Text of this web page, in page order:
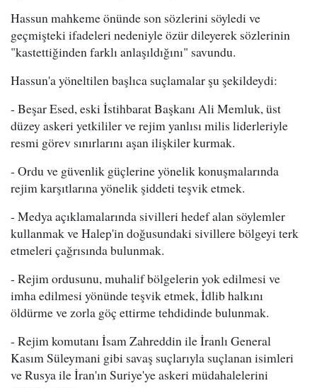
Hassun mahkeme önünde son sözlerini söyledi ve
geçmişteki ifadeleri nedeniyle özür dileyerek sözlerinin
"kastettiğinden farklı anlaşıldığını" savundu.
Hassun'a yöneltilen başlıca suçlamalar şu şekildeydi:
- Beşar Esed, eski İstihbarat Başkanı Ali Memluk, üst
düzey askeri yetkililer ve rejim yanlısı milis liderleriyle
resmi görev sınırlarını aşan ilişkiler kurmak.
- Ordu ve güvenlik güçlerine yönelik konuşmalarında
rejim karşıtlarına yönelik şiddeti teşvik etmek.
- Medya açıklamalarında sivilleri hedef alan söylemler
kullanmak ve Halep'in doğusundaki sivillere bölgeyi terk
etmeleri çağrısında bulunmak.
- Rejim ordusunu, muhalif bölgelerin yok edilmesi ve
imha edilmesi yönünde teşvik etmek, İdlib halkını
öldürme ve zorla göç ettirme tehdidinde bulunmak.
- Rejim komutanı İsam Zahreddin ile İranlı General
Kasım Süleymani gibi savaş suçlarıyla suçlanan isimleri
ve Rusya ile İran'ın Suriye'ye askeri müdahalelerini